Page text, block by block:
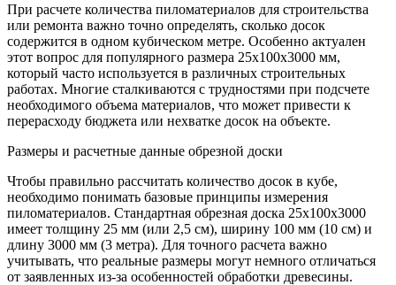
При расчете количества пиломатериалов для строительства
или ремонта важно точно определять, сколько досок
содержится в одном кубическом метре. Особенно актуален
этот вопрос для популярного размера 25х100х3000 мм,
который часто используется в различных строительных
работах. Многие сталкиваются с трудностями при подсчете
необходимого объема материалов, что может привести к
перерасходу бюджета или нехватке досок на объекте.
Размеры и расчетные данные обрезной доски
Чтобы правильно рассчитать количество досок в кубе,
необходимо понимать базовые принципы измерения
пиломатериалов. Стандартная обрезная доска 25х100х3000
имеет толщину 25 мм (или 2,5 см), ширину 100 мм (10 см) и
длину 3000 мм (3 метра). Для точного расчета важно
учитывать, что реальные размеры могут немного отличаться
от заявленных из-за особенностей обработки древесины.